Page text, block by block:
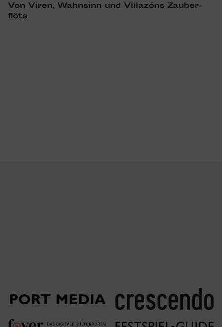
Von Viren, Wahn­sinn und Villa­zóns Zauber­
flöte